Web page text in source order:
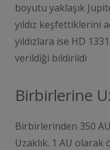
boyutu yaklaşık
yıldız keşfettiklerini
yıldızlara ise HD
verildiği bildirildi
Birbirlerine
Birbirlerinden 350
Uzaklık. 1 AU